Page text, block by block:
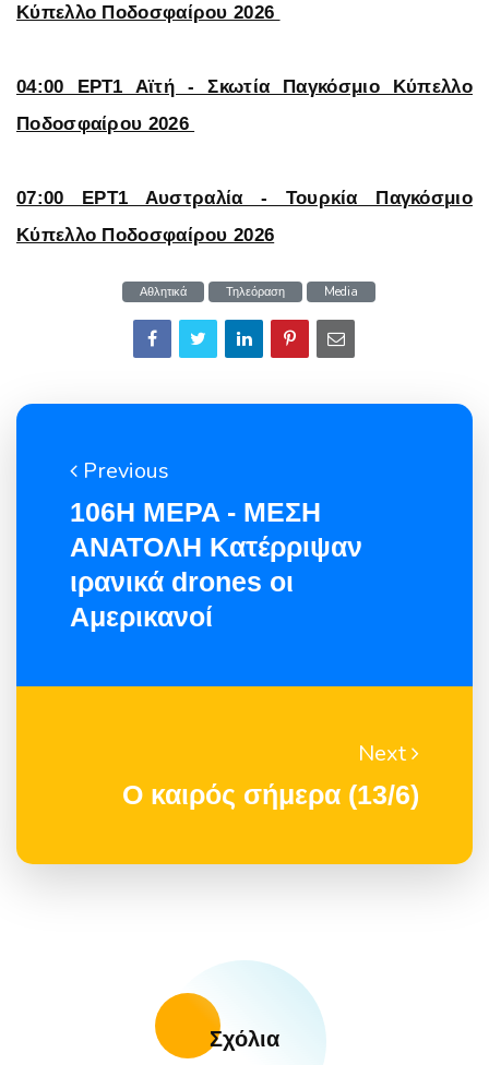
Κύπελλο Ποδοσφαίρου 2026
04:00 ΕΡΤ1 Αϊτή - Σκωτία Παγκόσμιο Κύπελλο
Ποδοσφαίρου 2026
07:00 ΕΡΤ1 Αυστραλία - Τουρκία Παγκόσμιο
Κύπελλο Ποδοσφαίρου 2026
Αθλητικά Τηλεόραση Media
Previous
106H MEPA - MEΣH
ANATOΛH Kατέρριψαν
ιρανικά drones οι
Αμερικανοί
Next
Ο καιρός σήμερα (13/6)
Σχόλια